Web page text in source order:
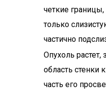
четкие
только
частично
Опухоль растет,
область стенки
часть его